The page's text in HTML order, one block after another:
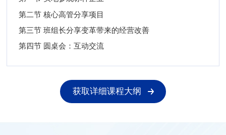
第二节 核心高管分享项目
第三节 班组长分享变革带来的经营改善
第四节 圆桌会：互动交流
获取详细课程大纲